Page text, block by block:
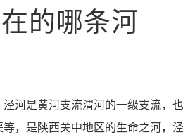
的哪条河
河是黄河支流渭河的一级支流，
，是陕西关中地区的生命之河，